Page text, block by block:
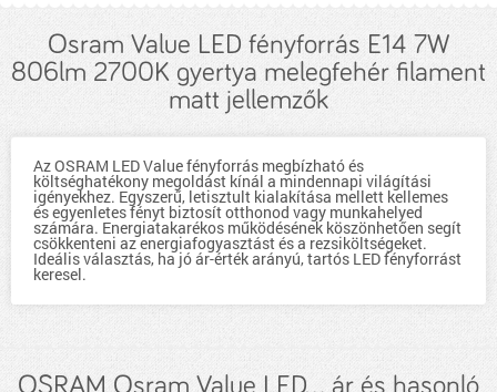
Osram Value LED fényforrás E14 7W
806lm 2700K gyertya melegfehér filament
matt jellemzők
Az OSRAM LED Value fényforrás megbízható és
költséghatékony megoldást kínál a mindennapi világítási
igényekhez. Egyszerű, letisztult kialakítása mellett kellemes
és egyenletes fényt biztosít otthonod vagy munkahelyed
számára. Energiatakarékos működésének köszönhetően segít
csökkenteni az energiafogyasztást és a rezsiköltségeket.
Ideális választás, ha jó ár-érték arányú, tartós LED fényforrást
keresel.
OSRAM Osram Value LED... ár és hasonló